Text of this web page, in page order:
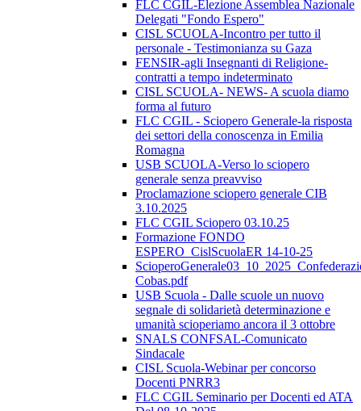
FLC CGIL-Elezione Assemblea Nazionale
Delegati "Fondo Espero"
CISL SCUOLA-Incontro per tutto il
personale - Testimonianza su Gaza
FENSIR-agli Insegnanti di Religione-
contratti a tempo indeterminato
CISL SCUOLA- NEWS- A scuola diamo
forma al futuro
FLC CGIL - Sciopero Generale-la risposta
dei settori della conoscenza in Emilia
Romagna
USB SCUOLA-Verso lo sciopero
generale senza preavviso
Proclamazione sciopero generale CIB
3.10.2025
FLC CGIL Sciopero 03.10.25
Formazione FONDO
ESPERO_CislScuolaER 14-10-25
Cobas.pdf
USB Scuola - Dalle scuole un nuovo
segnale di solidarietà determinazione e
umanità scioperiamo ancora il 3 ottobre
SNALS CONFSAL-Comunicato
Sindacale
CISL Scuola-Webinar per concorso
Docenti PNRR3
FLC CGIL Seminario per Docenti ed ATA